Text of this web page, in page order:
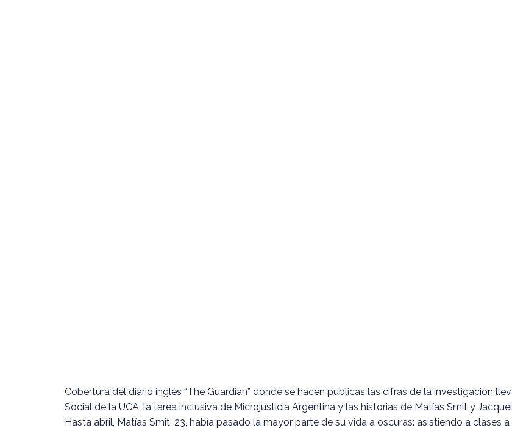
Cobertura del diario inglés “The Guardian” donde se hacen públicas las cifras de la investigación
Social de la UCA, la tarea inclusiva de Microjusticia Argentina y las historias de Matías Smit y
Hasta abril, Matías Smit, 23, había pasado la mayor parte de su vida a oscuras: asistiendo a clases